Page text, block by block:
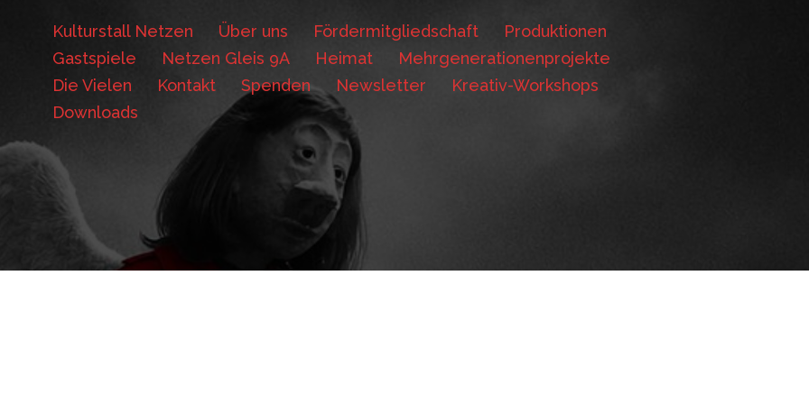
Kulturstall Netzen Über uns Fördermitgliedschaft
Produktionen
Gastspiele
Netzen Gleis 9A Heimat
Mehrgenerationenprojekte
Die Vielen
Kontakt Spenden Newsletter
Kreativ-Workshops
Downloads